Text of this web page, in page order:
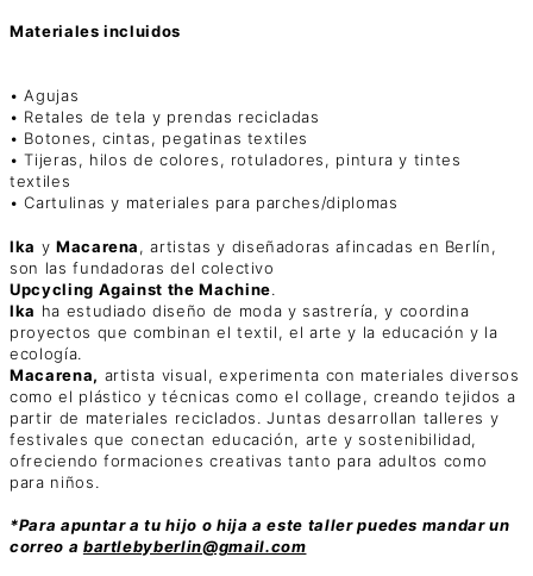
Materiales incluidos
• Agujas
• Retales de tela y prendas recicladas
• Botones, cintas, pegatinas textiles
• Tijeras, hilos de colores, rotuladores, pintura y tintes
textiles
• Cartulinas y materiales para parches/diplomas
Ika y Macarena, artistas y diseñadoras afincadas en Berlín,
son las fundadoras del colectivo
Upcycling Against the Machine.
Ika ha estudiado diseño de moda y sastrería, y coordina
proyectos que combinan el textil, el arte y la educación y la
ecología.
Macarena, artista visual, experimenta con materiales diversos
como el plástico y técnicas como el collage, creando tejidos a
partir de materiales reciclados. Juntas desarrollan talleres y
festivales que conectan educación, arte y sostenibilidad,
ofreciendo formaciones creativas tanto para adultos como
para niños.
*Para apuntar a tu hijo o hija a este taller puedes mandar un
correo a bartlebyberlin@gmail.com